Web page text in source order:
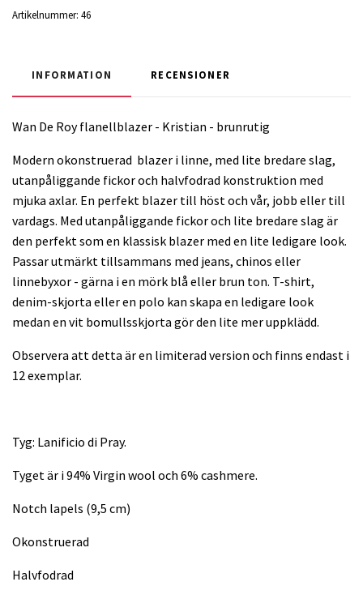
Artikelnummer: 46
INFORMATION RECENSIONER
Wan De Roy flanellblazer - Kristian - brunrutig
Modern okonstruerad blazer i linne, med lite bredare slag,
utanpåliggande fickor och halvfodrad konstruktion med
mjuka axlar. En perfekt blazer till höst och vår, jobb eller till
vardags. Med utanpåliggande fickor och lite bredare slag är
den perfekt som en klassisk blazer med en lite ledigare look.
Passar utmärkt tillsammans med jeans, chinos eller
linnebyxor - gärna i en mörk blå eller brun ton. T-shirt,
denim-skjorta eller en polo kan skapa en ledigare look
medan en vit bomullsskjorta gör den lite mer uppklädd.
Observera att detta är en limiterad version och finns endast i
12 exemplar.
Tyg: Lanificio di Pray.
Tyget är i 94% Virgin wool och 6% cashmere.
Notch lapels (9,5 cm)
Okonstruerad
Halvfodrad